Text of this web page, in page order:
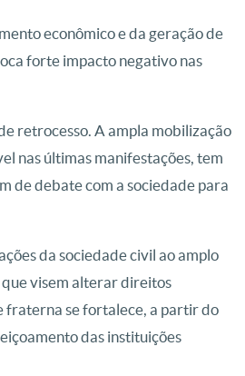
econômico e da geração de
forte impacto negativo nas
retrocesso. A ampla mobilização
nas últimas manifestações, tem
de debate com a sociedade para
da sociedade civil ao amplo
visem alterar direitos
fraterna se fortalece, a partir do
das instituições